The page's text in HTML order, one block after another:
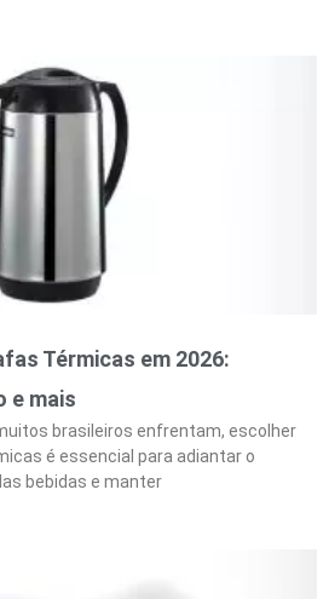
Térmicas em 2026:
e mais
brasileiros enfrentam, escolher
é essencial para adiantar o
bebidas e manter